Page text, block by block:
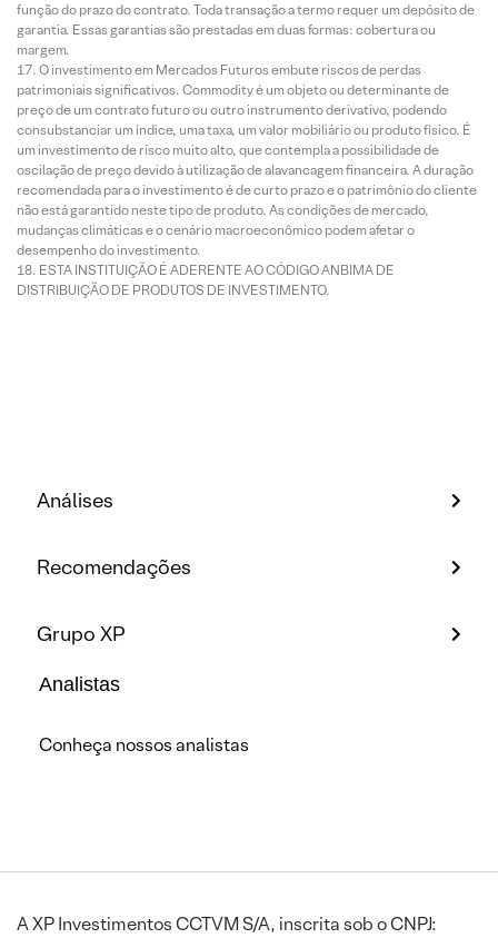
função do prazo do contrato. Toda transação a termo requer um depósito de
garantia. Essas garantias são prestadas em duas formas: cobertura ou
margem.
O investimento em Mercados Futuros embute riscos de perdas
patrimoniais significativos. Commodity é um objeto ou determinante de
preço de um contrato futuro ou outro instrumento derivativo, podendo
consubstanciar um índice, uma taxa, um valor mobiliário ou produto físico. É
um investimento de risco muito alto, que contempla a possibilidade de
oscilação de preço devido à utilização de alavancagem financeira. A duração
recomendada para o investimento é de curto prazo e o patrimônio do cliente
não está garantido neste tipo de produto. As condições de mercado,
mudanças climáticas e o cenário macroeconômico podem afetar o
desempenho do investimento.
ESTA INSTITUIÇÃO É ADERENTE AO CÓDIGO ANBIMA DE
DISTRIBUIÇÃO DE PRODUTOS DE INVESTIMENTO.
Análises
Recomendações
Grupo XP
Analistas
Conheça nossos analistas
A XP Investimentos CCTVM S/A, inscrita sob o CNPJ: